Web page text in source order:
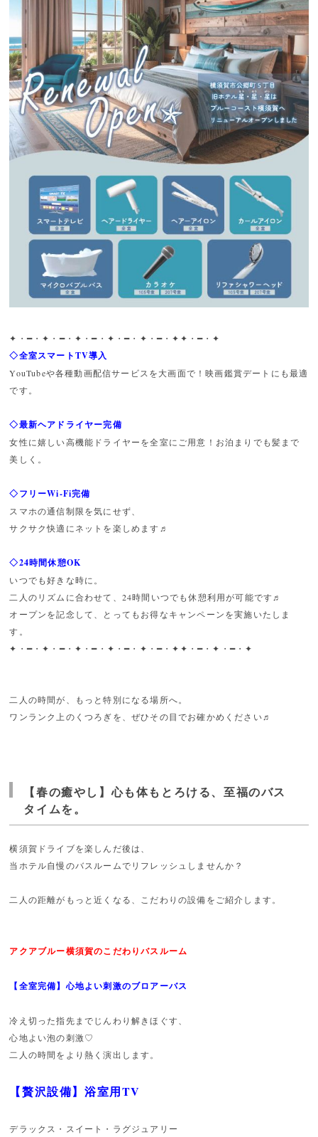
✦・━・✦・━・✦・━・✦・━・✦・━・✦✦・━・✦
◇全室スマートTV導入
YouTubeや各種動画配信サービスを大画面で！映画鑑賞デートにも最適
です。
◇最新ヘアドライヤー完備
女性に嬉しい高機能ドライヤーを全室にご用意！お泊まりでも髪まで
美しく。
◇フリーWi-Fi完備
スマホの通信制限を気にせず、
サクサク快適にネットを楽しめます♬
◇24時間休憩OK
いつでも好きな時に。
二人のリズムに合わせて、24時間いつでも休憩利用が可能です♬
オープンを記念して、とってもお得なキャンペーンを実施いたしま
す。
✦・━・✦・━・✦・━・✦・━・✦・━・✦✦・━・✦・━・✦
二人の時間が、もっと特別になる場所へ。
ワンランク上のくつろぎを、ぜひその目でお確かめください♬
【春の癒やし】心も体もとろける、至福のバス
タイムを。
横須賀ドライブを楽しんだ後は、
当ホテル自慢のバスルームでリフレッシュしませんか？
二人の距離がもっと近くなる、こだわりの設備をご紹介します。
アクアブルー横須賀のこだわりバスルーム
【全室完備】心地よい刺激のブロアーバス
冷え切った指先までじんわり解きほぐす、
心地よい泡の刺激♡
二人の時間をより熱く演出します。
【贅沢設備】浴室用TV
デラックス・スイート・ラグジュアリー